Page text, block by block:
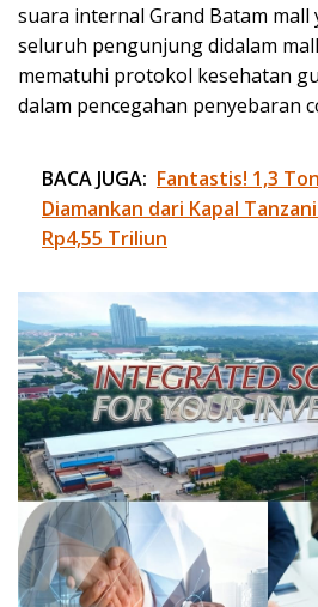
suara internal Grand Batam mall
seluruh pengunjung didalam
mematuhi protokol kesehatan
dalam pencegahan penyebaran
BACA JUGA: Fantastis! 1,3
Diamankan dari Kapal
Rp4,55 Triliun